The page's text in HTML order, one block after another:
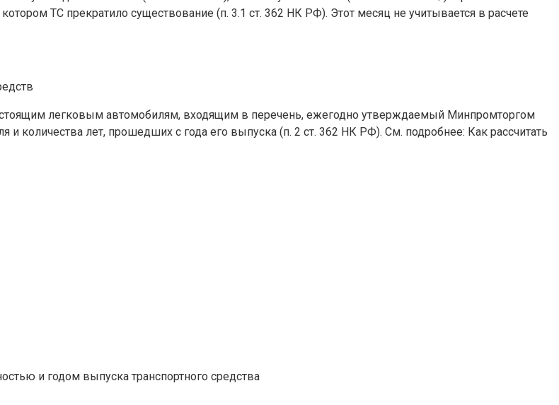
ТС прекратило существование (п. 3.1 ст. 362 НК РФ). Этот месяц не учитывается в расчете
легковым автомобилям, входящим в перечень, ежегодно утверждаемый Минпромторгом
количества лет, прошедших с года его выпуска (п. 2 ст. 362 НК РФ). См. подробнее: Как рассчитать
и годом выпуска транспортного средства